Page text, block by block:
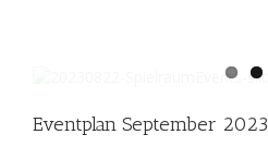
Eventplan September 2023